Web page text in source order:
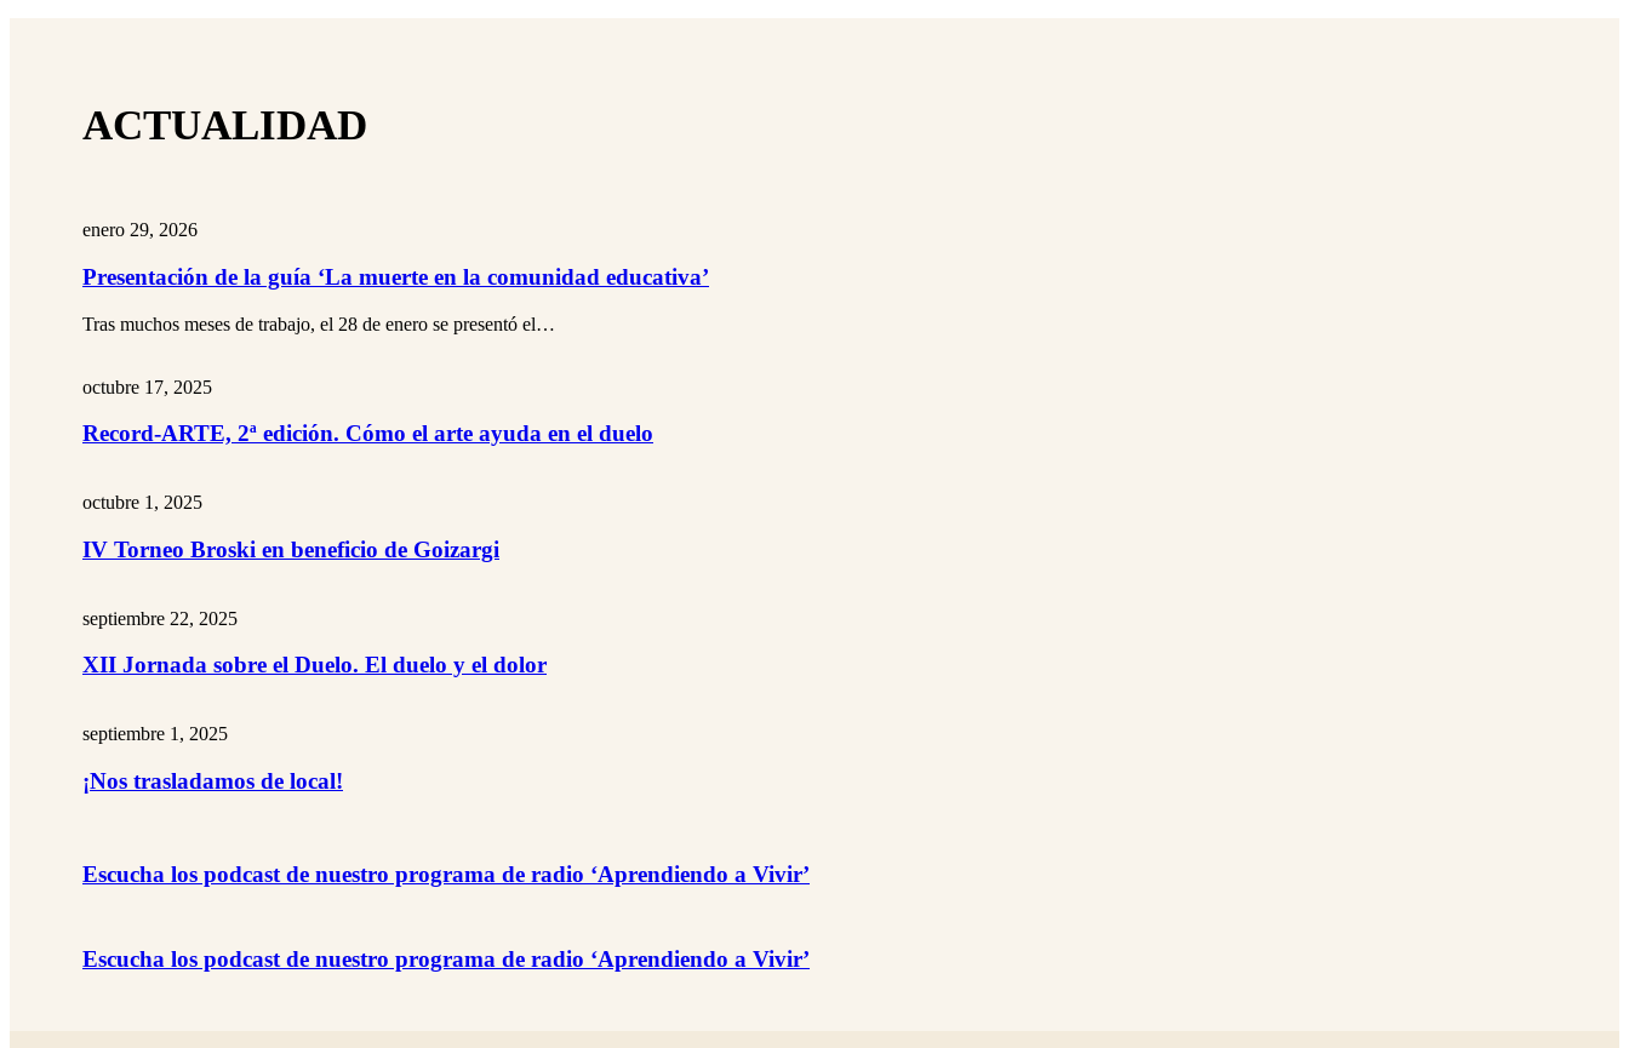
ACTUALIDAD
enero 29, 2026
Presentación de la guía ‘La muerte en la comunidad educativa’
Tras muchos meses de trabajo, el 28 de enero se presentó el…
octubre 17, 2025
Record-ARTE, 2ª edición. Cómo el arte ayuda en el duelo
octubre 1, 2025
IV Torneo Broski en beneficio de Goizargi
septiembre 22, 2025
XII Jornada sobre el Duelo. El duelo y el dolor
septiembre 1, 2025
¡Nos trasladamos de local!
Escucha los podcast de nuestro programa de radio ‘Aprendiendo a Vivir’
Escucha los podcast de nuestro programa de radio ‘Aprendiendo a Vivir’